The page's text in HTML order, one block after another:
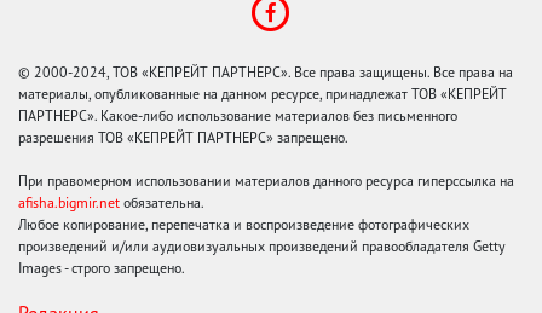
© 2000-2024, ТОВ «КЕПРЕЙТ ПАРТНЕРС». Все права защищены. Все права на
материалы, опубликованные на данном ресурсе, принадлежат ТОВ «КЕПРЕЙТ
ПАРТНЕРС». Какое-либо использование материалов без письменного
разрешения ТОВ «КЕПРЕЙТ ПАРТНЕРС» запрещено.
При правомерном использовании материалов данного ресурса гиперссылка на
afisha.bigmir.net обязательна.
Любое копирование, перепечатка и воспроизведение фотографических
произведений и/или аудиовизуальных произведений правообладателя Getty
Images - строго запрещено.